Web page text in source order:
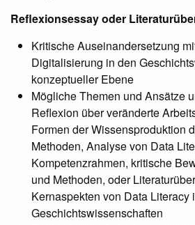
Reflexionsessay oder
Kritische Auseinandersetzung
Digitalisierung in den
konzeptueller Ebene
Mögliche Themen und Ansätze
Reflexion über veränderte
Formen der Wissensproduktion
Methoden, Analyse von Data
Kompetenzrahmen, kritische
und Methoden, oder
Kernaspekten von Data Literacy
Geschichtswissenschaften